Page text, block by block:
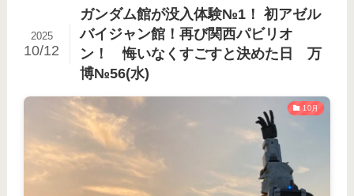
ガンダム館が没入体験№1！ 初アゼル
バイジャン館！再び関西パビリオ
ン！ 悔いなくすごすと決めた日 万
博№56(水)
2025
10/12
10月